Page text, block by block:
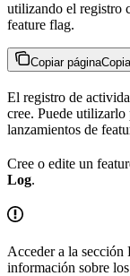
utilizando el registro
feature flag.
Copiar página
El registro de
cree. Puede utilizarlo
lanzamientos de
Cree o edite un
Log.
Acceder a la
información sobre